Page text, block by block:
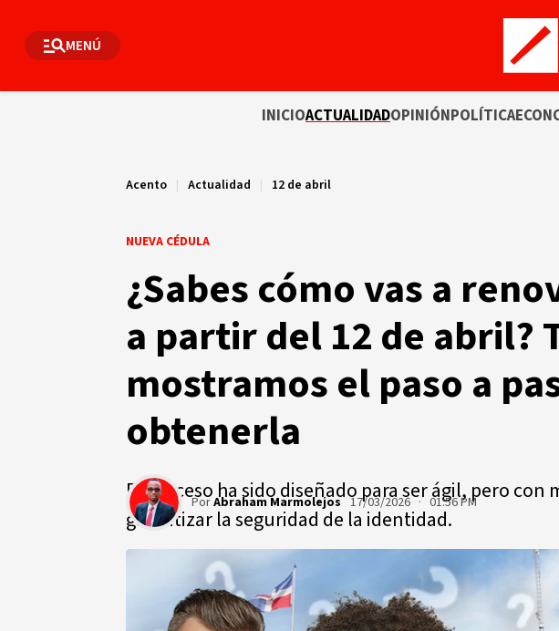
MENÚ
INICIOACTUALIDADOPINIÓNPOLÍTICA
Acento | Actualidad | 12 de abril
NUEVA CÉDULA
¿Sabes cómo vas a
a partir del 12 de abril?
mostramos el paso a
obtenerla
El proceso ha sido diseñado para ser ágil, pero
garantizar la seguridad de la identidad.
PorAbraham Marmolejos 17/03/2026 · 01:56 PM